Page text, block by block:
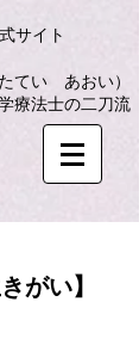
サイト
たてい あおい）
療法士の二刀流
がい】